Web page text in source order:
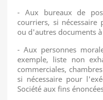
- Aux bureaux de
courriers, si nécessaire
ou d'autres documents
- Aux personnes
exemple, liste non
commerciales,
si nécessaire pour
Société aux fins